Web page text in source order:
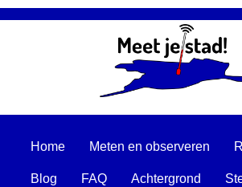
Home Meten en observeren
Blog FAQ Achtergrond